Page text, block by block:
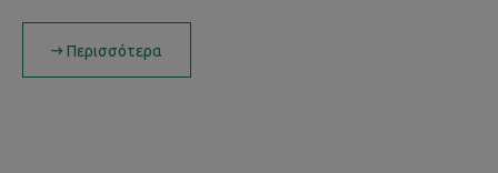
Περισσότερα